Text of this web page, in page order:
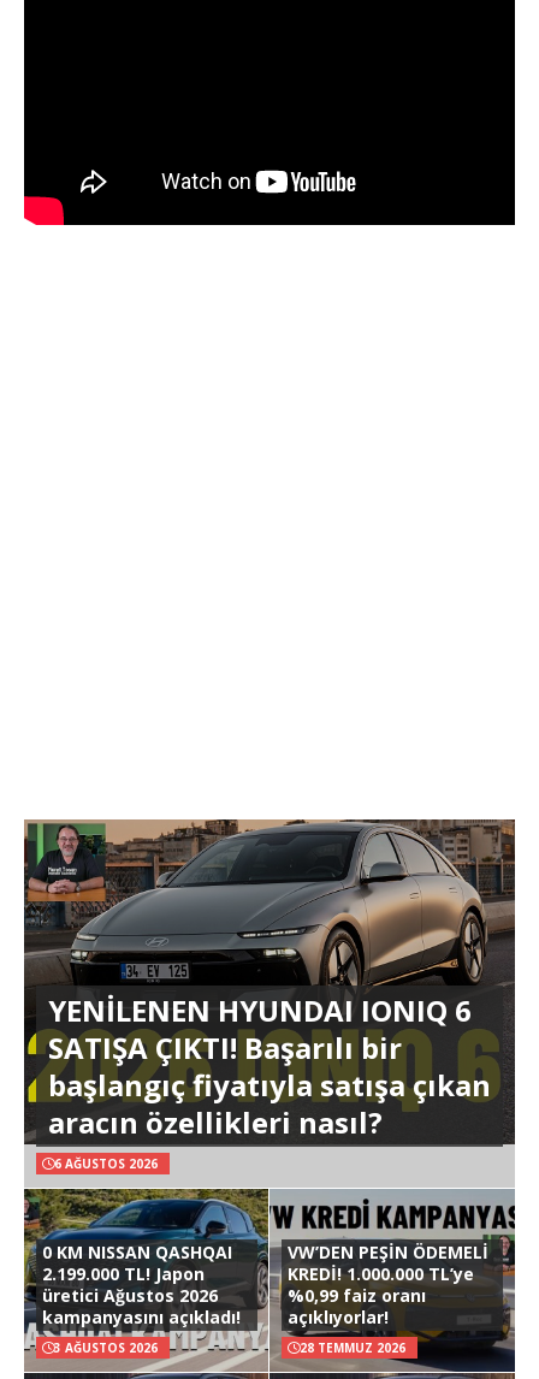
YENİLENEN HYUNDAI IONIQ 6
SATIŞA ÇIKTI! Başarılı bir
başlangıç fiyatıyla satışa çıkan
aracın özellikleri nasıl?
6 AĞUSTOS 2026
0 KM NISSAN QASHQAI
2.199.000 TL! Japon
üretici Ağustos 2026
kampanyasını açıkladı!
3 AĞUSTOS 2026
VW’DEN PEŞİN ÖDEMELİ
KREDİ! 1.000.000 TL’ye
%0,99 faiz oranı
açıklıyorlar!
28 TEMMUZ 2026